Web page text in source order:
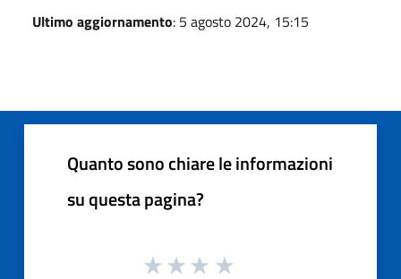
Ultimo aggiornamento: 5 agosto 2024, 15:15
Quanto sono chiare le informazioni
su questa pagina?